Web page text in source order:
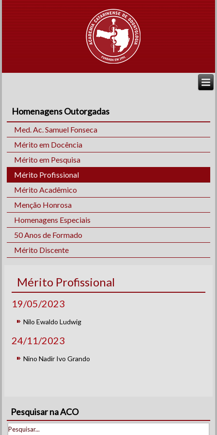
Homenagens Outorgadas
Med. Ac. Samuel Fonseca
Mérito em Docência
Mérito em Pesquisa
Mérito Profissional
Mérito Acadêmico
Menção Honrosa
Homenagens Especiais
50 Anos de Formado
Mérito Discente
Mérito Profissional
19/05/2023
Nilo Ewaldo Ludwig
24/11/2023
Nino Nadir Ivo Grando
Pesquisar na ACO